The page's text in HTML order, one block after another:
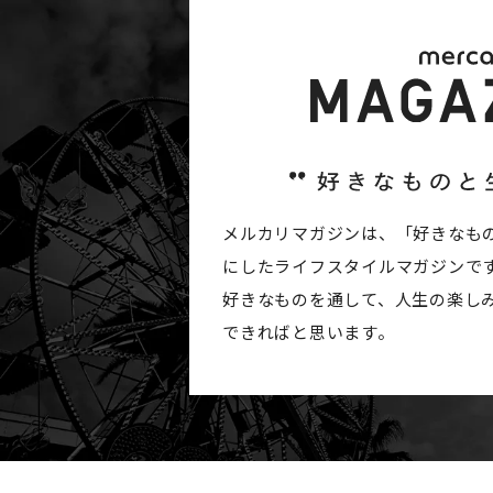
メルカリマガジンは、「好きなも
にしたライフスタイルマガジンで
好きなものを通して、人生の楽し
できればと思います。